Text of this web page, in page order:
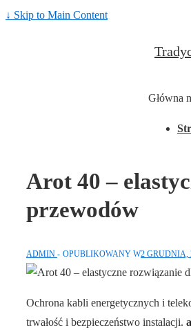
↓ Skip to Main Content
Główna
Arot 40 –
przewodów
ADMIN OPUBLIKOWANY W2 GRUDNIA,
Ochrona kabli energetycznych i
trwałość i bezpieczeństwo instalacji.